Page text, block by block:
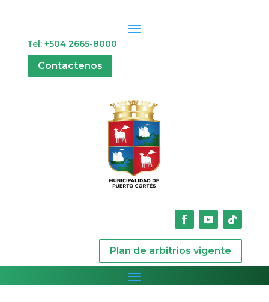
Tel: +504 2665-8000
Contactenos
Plan de arbitrios vigente